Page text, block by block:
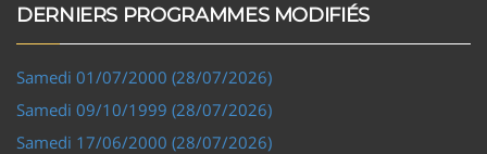
DERNIERS PROGRAMMES MODIFIÉS
Samedi 01/07/2000 (28/07/2026)
Samedi 09/10/1999 (28/07/2026)
Samedi 17/06/2000 (28/07/2026)